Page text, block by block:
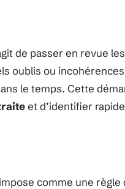
de passer en revue les
oublis ou
le temps. Cette
et d’identifier
comme une